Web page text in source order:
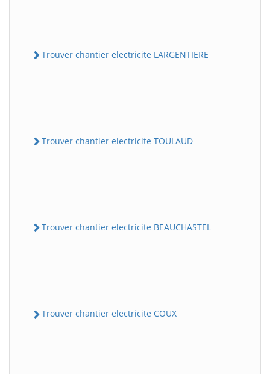
Trouver chantier electricite LARGENTIERE
Trouver chantier electricite TOULAUD
Trouver chantier electricite BEAUCHASTEL
Trouver chantier electricite COUX